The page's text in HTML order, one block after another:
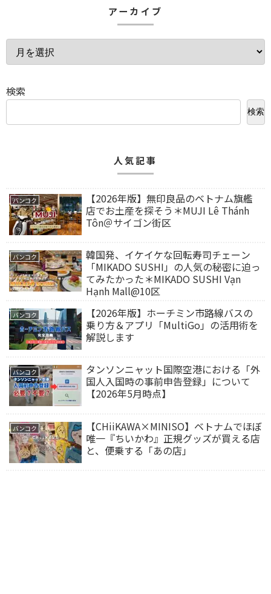
アーカイブ
検索
検索
人気記事
バンコク
【2026年版】無印良品のベトナム旗艦
店でお土産を探そう＊MUJI Lê Thánh
Tôn＠サイゴン街区
バンコク
韓国発、イケイケな回転寿司チェーン
「MIKADO SUSHI」の人気の秘密に迫っ
てみたかった＊MIKADO SUSHI Vạn
Hạnh Mall@10区
バンコク
【2026年版】ホーチミン市路線バスの
乗り方＆アプリ「MultiGo」の活用術を
解説します
バンコク
タンソンニャット国際空港における「外
国人入国時の事前申告登録」について
【2026年5月時点】
バンコク
【CHiiKAWA×MINISO】ベトナムでほぼ
唯一『ちいかわ』正規グッズが買える店
と、便乗する「あの店」